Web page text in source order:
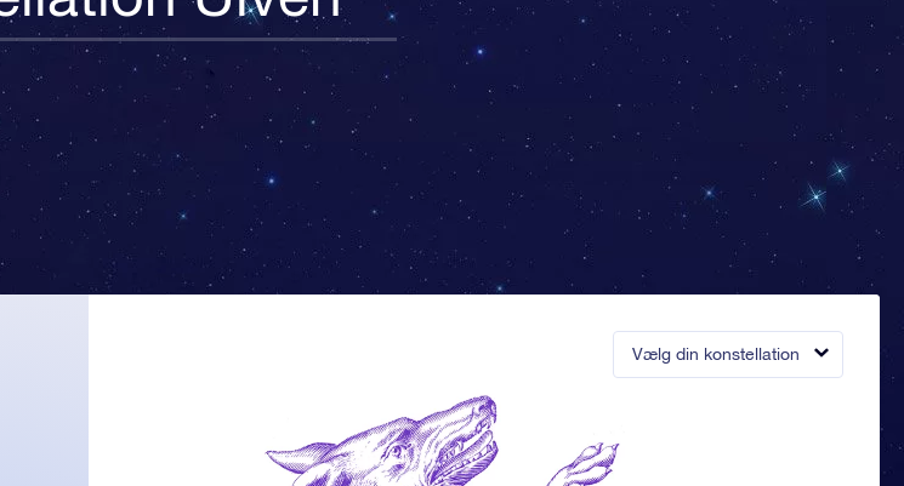
Vælg din konstellation